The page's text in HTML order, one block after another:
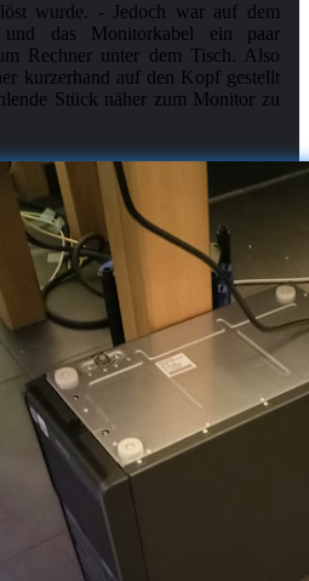
wurde. - Jedoch war auf dem
das Monitorkabel ein paar
Rechner unter dem Tisch. Also
kurzerhand auf den Kopf gestellt
Stück näher zum Monitor zu